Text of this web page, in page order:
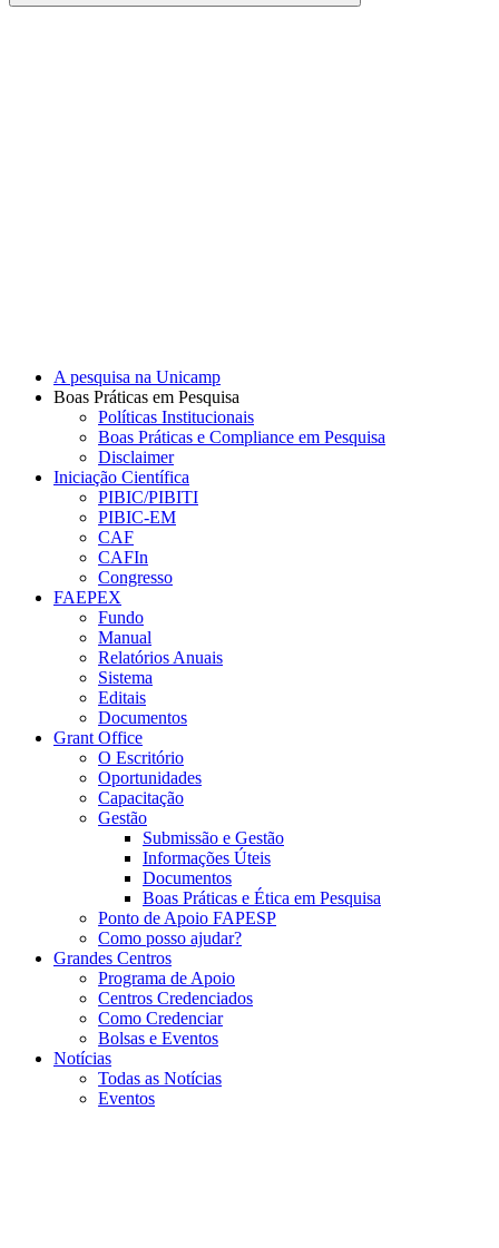
Buscar
A pesquisa na Unicamp
Boas Práticas em Pesquisa
Políticas Institucionais
Boas Práticas e Compliance em Pesquisa
Disclaimer
Iniciação Científica
PIBIC/PIBITI
PIBIC-EM
CAF
CAFIn
Congresso
FAEPEX
Fundo
Manual
Relatórios Anuais
Sistema
Editais
Documentos
Grant Office
O Escritório
Oportunidades
Capacitação
Gestão
Submissão e Gestão
Informações Úteis
Documentos
Boas Práticas e Ética em Pesquisa
Ponto de Apoio FAPESP
Como posso ajudar?
Grandes Centros
Programa de Apoio
Centros Credenciados
Como Credenciar
Bolsas e Eventos
Notícias
Todas as Notícias
Eventos